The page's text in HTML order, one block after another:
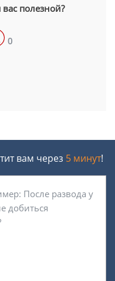
вас полезной?
0
вам через 5 минут!